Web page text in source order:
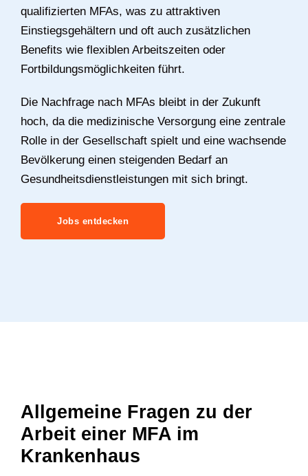
qualifizierten MFAs, was zu attraktiven
Einstiegsgehältern und oft auch zusätzlichen
Benefits wie flexiblen Arbeitszeiten oder
Fortbildungsmöglichkeiten führt.
Die Nachfrage nach MFAs bleibt in der Zukunft
hoch, da die medizinische Versorgung eine zentrale
Rolle in der Gesellschaft spielt und eine wachsende
Bevölkerung einen steigenden Bedarf an
Gesundheitsdienstleistungen mit sich bringt.
Jobs entdecken
Allgemeine Fragen zu der
Arbeit einer MFA im
Krankenhaus